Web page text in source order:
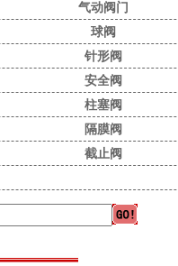
气动阀门
球阀
针形阀
安全阀
柱塞阀
隔膜阀
截止阀